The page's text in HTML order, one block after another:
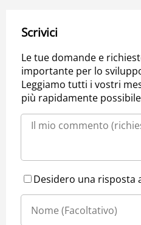
Scrivici
Le tue domande e
importante per lo
Leggiamo tutti i vostri
più rapidamente
Desidero una risposta